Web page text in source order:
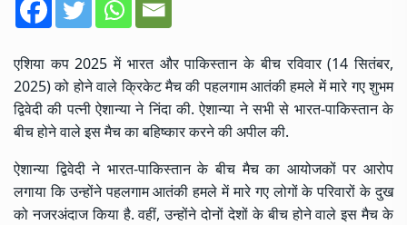
एशिया कप 2025 में भारत और पाकिस्तान के बीच रविवार (14 सितंबर,
2025) को होने वाले क्रिकेट मैच की पहलगाम आतंकी हमले में मारे गए शुभम
द्विवेदी की पत्नी ऐशान्या ने निंदा की. ऐशान्या ने सभी से भारत-पाकिस्तान के
बीच होने वाले इस मैच का बहिष्कार करने की अपील की.
ऐशान्या द्विवेदी ने भारत-पाकिस्तान के बीच मैच का आयोजकों पर आरोप
लगाया कि उन्होंनेपहलगामआतंकी हमले में मारे गए लोगों के परिवारों के दुख
को नजरअंदाज किया है. वहीं, उन्होंने दोनों देशों के बीच होने वाले इस मैच के